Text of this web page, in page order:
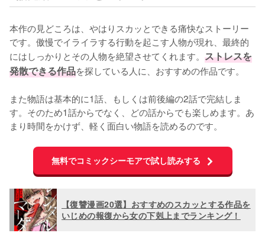
本作の見どころは、やはりスカッとできる痛快なストーリー
です。傲慢でイライラする行動を起こす人物が現れ、最終的
にはしっかりとその人物を絶望させてくれます。 ストレスを
発散できる作品を探している人に、おすすめの作品です。
また物語は基本的に1話、もしくは前後編の2話で完結しま
す。そのため1話からでなく、どの話からでも楽しめます。あ
まり時間をかけず、軽く面白い物語を読めるのです。
無料でコミックシーモアで試し読みする
【復讐漫画20選】おすすめのスカッとする作品を
いじめの報復から女の下剋上までランキング！